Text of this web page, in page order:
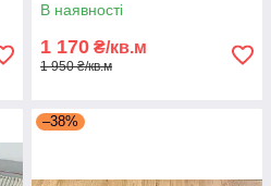
В наявності
1 170 ₴/кв.м
1 950 ₴/кв.м
–38%